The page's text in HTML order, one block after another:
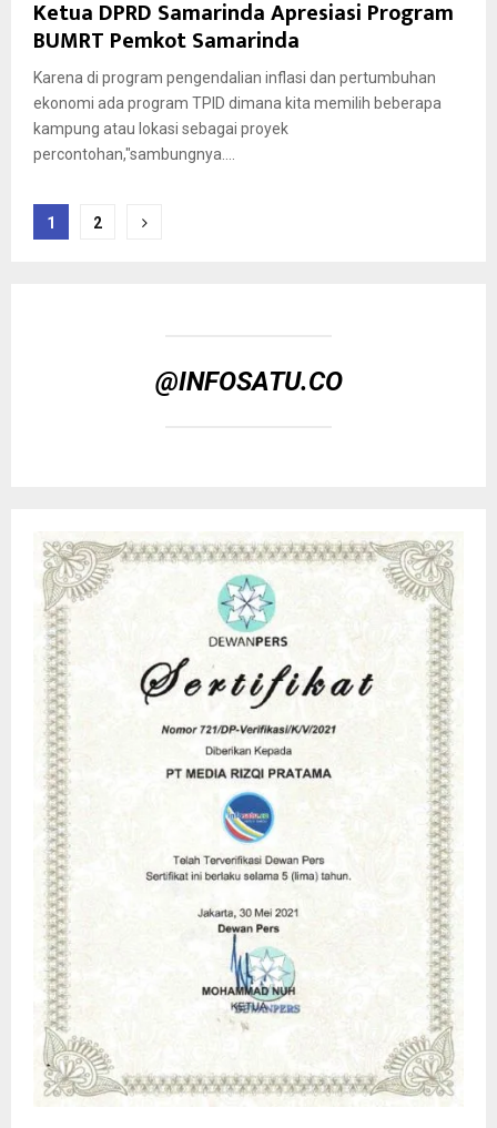
Ketua DPRD Samarinda Apresiasi Program
BUMRT Pemkot Samarinda
Karena di program pengendalian inflasi dan pertumbuhan
ekonomi ada program TPID dimana kita memilih beberapa
kampung atau lokasi sebagai proyek
percontohan,"sambungnya....
Paginasi
1 2
@INFOSATU.CO